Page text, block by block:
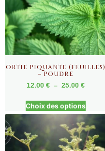
ORTIE PIQUANTE (FEUILLES)
– POUDRE
12.00€ – 25.00€
Choix des options